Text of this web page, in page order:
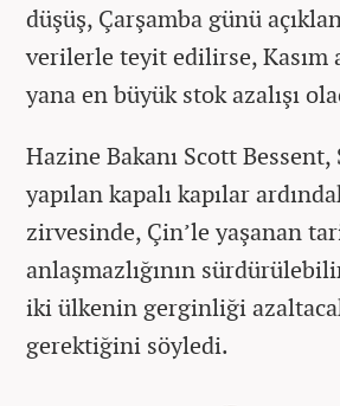
düşüş, Çarşamba günü
verilerle teyit edilirse, Kasım
yana en büyük stok azalışı
Hazine Bakanı Scott Bessent,
yapılan kapalı kapılar
zirvesinde, Çin’le yaşanan
anlaşmazlığının
iki ülkenin gerginliği
gerektiğini söyledi.